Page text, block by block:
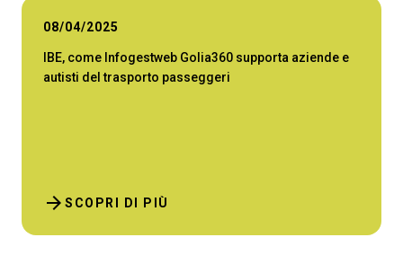
08/04/2025
IBE, come Infogestweb Golia360 supporta aziende e
autisti del trasporto passeggeri
SCOPRI DI PIÙ
arrow_forward